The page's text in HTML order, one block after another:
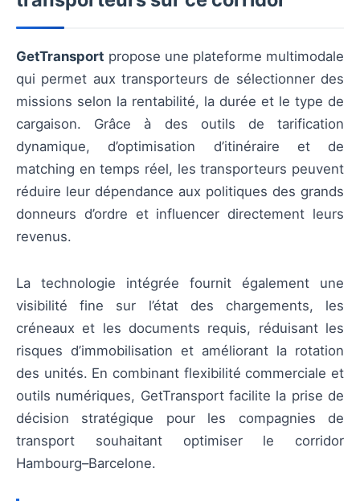
GetTransport propose une plateforme multimodale
qui permet aux transporteurs de sélectionner des
missions selon la rentabilité, la durée et le type de
cargaison. Grâce à des outils de tarification
dynamique, d’optimisation d’itinéraire et de
matching en temps réel, les transporteurs peuvent
réduire leur dépendance aux politiques des grands
donneurs d’ordre et influencer directement leurs
revenus.
La technologie intégrée fournit également une
visibilité fine sur l’état des chargements, les
créneaux et les documents requis, réduisant les
risques d’immobilisation et améliorant la rotation
des unités. En combinant flexibilité commerciale et
outils numériques, GetTransport facilite la prise de
décision stratégique pour les compagnies de
transport souhaitant optimiser le corridor
Hambourg–Barcelone.